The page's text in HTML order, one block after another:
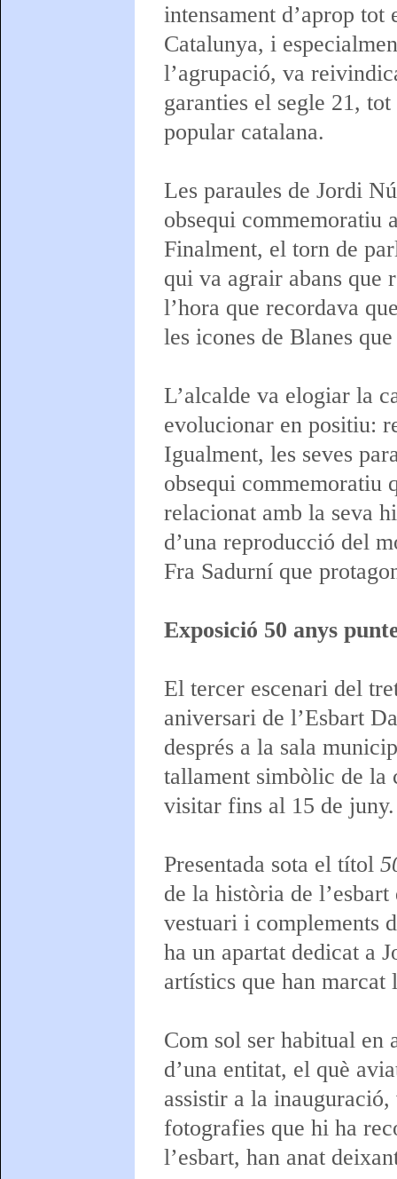
intensament d’aprop tot
Catalunya, i
l’agrupació, va
garanties el segle 21,
popular catalana.
Les paraules de Jordi
obsequi commemoratiu
Finalment, el torn de
qui va agrair abans que
l’hora que recordava
les icones de Blanes
L’alcalde va elogiar la
evolucionar en positiu:
Igualment, les seves
obsequi commemoratiu
relacionat amb la seva
d’una reproducció del
Fra Sadurní que
Exposició 50 anys
El tercer escenari del
aniversari de l’Esbart
després a la sala
tallament simbòlic de la
visitar fins al 15 de juny.
Presentada sota el títol
de la història de
vestuari i complements
ha un apartat dedicat a
artístics que han marcat
Com sol ser habitual en
d’una entitat, el què
assistir a la
fotografies que hi ha
l’esbart, han anat